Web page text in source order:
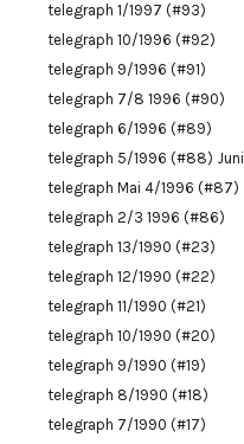
telegraph 1/1997 (#93)
telegraph 10/1996 (#92)
telegraph 9/1996 (#91)
telegraph 7/8 1996 (#90)
telegraph 6/1996 (#89)
telegraph 5/1996 (#88) Juni
telegraph Mai 4/1996 (#87)
telegraph 2/3 1996 (#86)
telegraph 13/1990 (#23)
telegraph 12/1990 (#22)
telegraph 11/1990 (#21)
telegraph 10/1990 (#20)
telegraph 9/1990 (#19)
telegraph 8/1990 (#18)
telegraph 7/1990 (#17)